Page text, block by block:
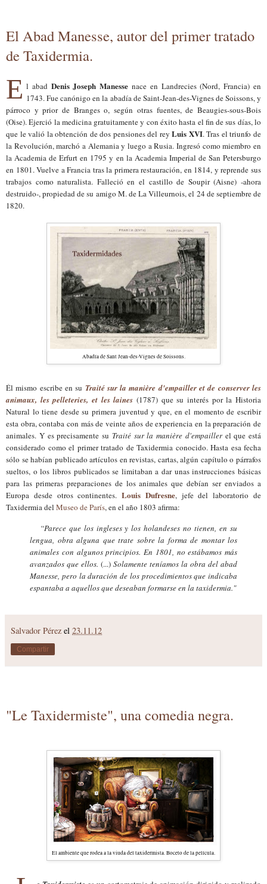
El Abad Manesse, autor del primer tratado
de Taxidermia.
E l abad Denis Joseph Manesse nace en Landrecies (Nord, Francia) en
1743. Fue canónigo en la abadía de Saint-Jean-des-Vignes de Soissons, y
párroco y prior de Branges o, según otras fuentes, de Beaugies-sous-Bois
(Oise). Ejerció la medicina gratuitamente y con éxito hasta el fin de sus días, lo
que le valió la obtención de dos pensiones del reyLuis XVI. Tras el triunfo de
la Revolución, marchó a Alemania y luego a Rusia. Ingresó como miembro en
la Academia de Erfurt en 1795 y en la Academia Imperial de San Petersburgo
en 1801. Vuelve a Francia tras la primera restauración, en 1814, y reprende sus
trabajos como naturalista. Falleció en el castillo de Soupir (Aisne) -ahora
destruido-, propiedad de su amigo M. de La Villeurnois, el 24 de septiembre de
1820.
Abadía de Sant Jean-des-Vignes de Soissons.
Él mismo escribe en su Traité sur la manière d'empailler et de conserver les
animaux, les pelleteries, et les laines (1787) que su interés por la Historia
Natural lo tiene desde su primera juventud y que, en el momento de escribir
esta obra, contaba con más de veinte años de experiencia en la preparación de
animales. Y es precisamente su Traité sur la manière d'empaillerel que está
considerado como el primer tratado de Taxidermia conocido. Hasta esa fecha
sólo se habían publicado artículos en revistas, cartas, algún capítulo o párrafos
sueltos, o los libros publicados se limitaban a dar unas instrucciones básicas
para las primeras preparaciones de los animales que debían ser enviados a
Europa desde otros continentes.Louis Dufresne, jefe del laboratorio de
Taxidermia del Museo de París, en el año 1803 afirma:
“Parece que los ingleses y los holandeses no tienen, en su
lengua, obra alguna que trate sobre la forma de montar los
animales con algunos principios. En 1801, no estábamos más
avanzados que ellos. (...) Solamente teníamos la obra del abad
Manesse, pero la duración de los procedimientos que indicaba
espantaba a aquellos que deseaban formarse en la taxidermia."
Salvador Pérez el 23.11.12
Compartir
"Le Taxidermiste", una comedia negra.
El ambiente que rodea a la viuda del taxidermista. Boceto de la película.